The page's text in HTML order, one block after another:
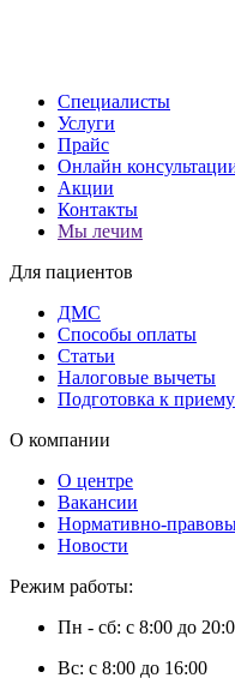
Специалисты
Услуги
Прайс
Онлайн
Акции
Контакты
Мы лечим
Для пациентов
ДМС
Способы оплаты
Статьи
Налоговые вычеты
Подготовка к приему
О компании
О центре
Вакансии
Нормативно-
Новости
Режим работы:
Пн - сб: с 8:00 до
Вс: с 8:00 до 16:00